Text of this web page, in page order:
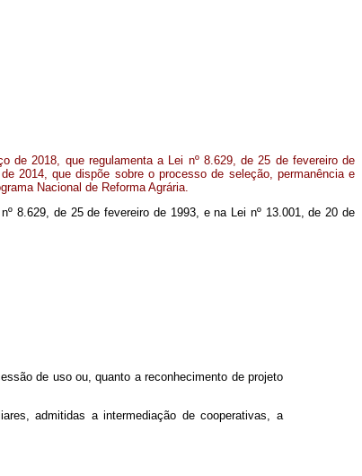
de 2018, que regulamenta a Lei nº 8.629, de 25 de fevereiro de
2014, que dispõe sobre o processo de seleção, permanência e
Nacional de Reforma Agrária.
8.629, de 25 de fevereiro de 1993, e na Lei nº 13.001, de 20 de
de uso ou, quanto a reconhecimento de projeto
admitidas a intermediação de cooperativas, a